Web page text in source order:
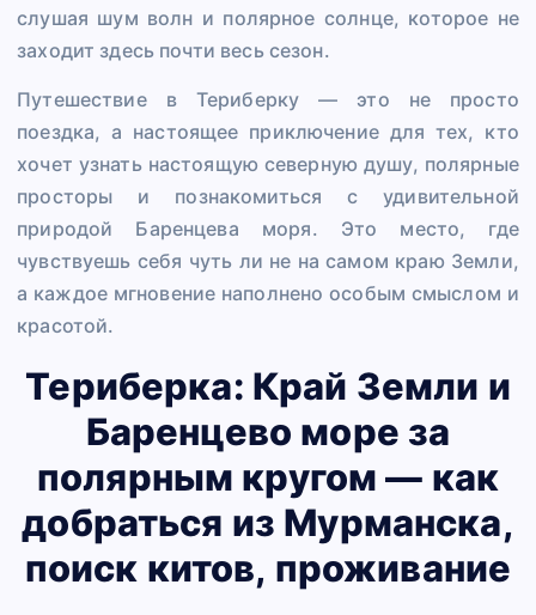
слушая шум волн и полярное солнце, которое не
заходит здесь почти весь сезон.
Путешествие в Териберку — это не просто
поездка, а настоящее приключение для тех, кто
хочет узнать настоящую северную душу, полярные
просторы и познакомиться с удивительной
природой Баренцева моря. Это место, где
чувствуешь себя чуть ли не на самом краю Земли,
а каждое мгновение наполнено особым смыслом и
красотой.
Териберка: Край Земли и
Баренцево море за
полярным кругом — как
добраться из Мурманска,
поиск китов, проживание